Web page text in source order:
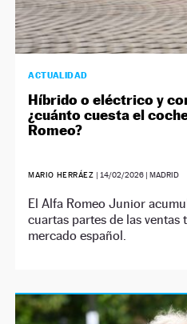
ACTUALIDAD
Híbrido o eléctrico y
¿cuánto cuesta el
Romeo?
MARIO HERRÁEZ | 14/02/2026 | MADRID
El Alfa Romeo Junior
cuartas partes de las ventas
mercado español.